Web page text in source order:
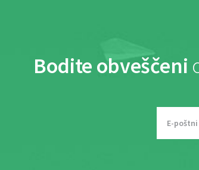
Bodite obveščeni